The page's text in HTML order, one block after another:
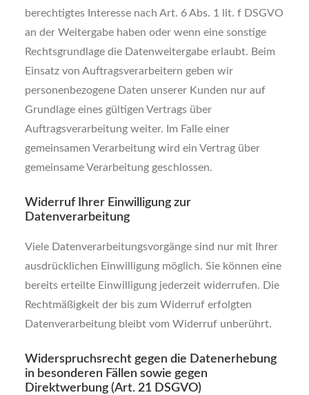
berechtigtes Interesse nach Art. 6 Abs. 1 lit. f DSGVO
an der Weitergabe haben oder wenn eine sonstige
Rechtsgrundlage die Datenweitergabe erlaubt. Beim
Einsatz von Auftragsverarbeitern geben wir
personenbezogene Daten unserer Kunden nur auf
Grundlage eines gültigen Vertrags über
Auftragsverarbeitung weiter. Im Falle einer
gemeinsamen Verarbeitung wird ein Vertrag über
gemeinsame Verarbeitung geschlossen.
Widerruf Ihrer Einwilligung zur
Datenverarbeitung
Viele Datenverarbeitungsvorgänge sind nur mit Ihrer
ausdrücklichen Einwilligung möglich. Sie können eine
bereits erteilte Einwilligung jederzeit widerrufen. Die
Rechtmäßigkeit der bis zum Widerruf erfolgten
Datenverarbeitung bleibt vom Widerruf unberührt.
Widerspruchsrecht gegen die Datenerhebung
in besonderen Fällen sowie gegen
Direktwerbung (Art. 21 DSGVO)